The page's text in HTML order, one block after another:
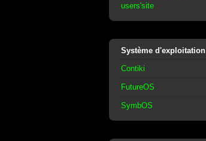
users'site
Système d'exploitation
Contiki
FutureOS
SymbOS